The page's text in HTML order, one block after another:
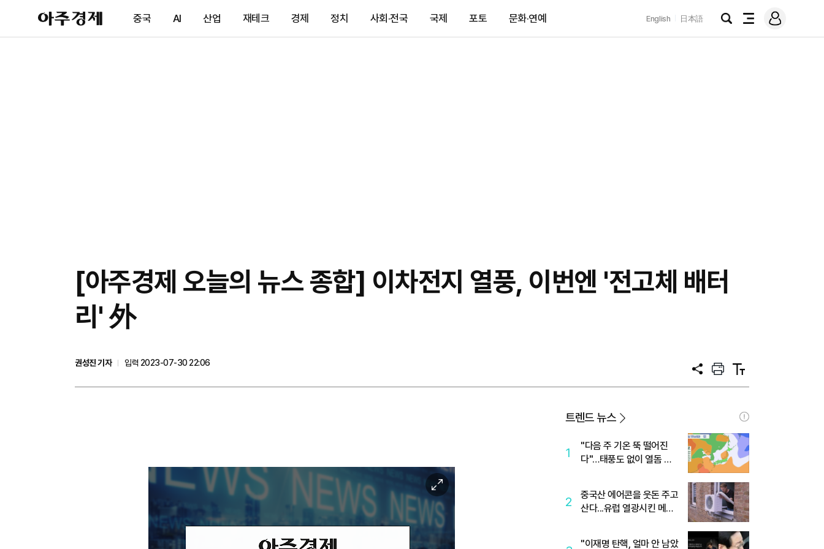
아
주
제
중국 AI 산업 재테크 경제 정치 사회·전국 국제 포토 문화·연예 English 日本語
검
전
메
그
[아주경제 오늘의 뉴스 종합] 이차전지 열풍, 이번엔 '전고체 배터
리' 外
권성진 기자
입력 2023-07-30 22:06
공
프
트
텍
트
이
미
지
트렌드 뉴스
1
"다음 주 기온 뚝 떨어진
다"…태풍도 없이 열돔 박
2
중국산 에어콘을 웃돈 주고
산다...유럽 열광시킨 메이
"이재명 탄핵, 얼마 안 남았